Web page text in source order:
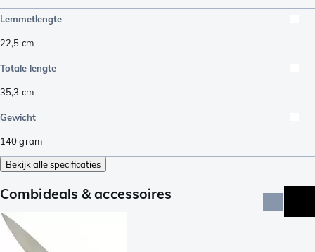
Lemmetlengte
22,5 cm
Totale lengte
35,3 cm
Gewicht
140gram
Bekijk alle specificaties
Combideals & accessoires